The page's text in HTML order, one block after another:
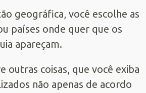
geográfica, você escolhe as
países onde quer que os
apareçam.
outras coisas, que você exiba
não apenas de acordo